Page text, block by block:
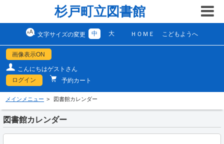
杉戸町立図書館
文字サイズの変更 中 大 ＨＯＭＥ こどもようへ
画像表示ON
こんにちはゲストさん
ログイン
予約カート
メインメニュー 図書館カレンダー
図書館カレンダー